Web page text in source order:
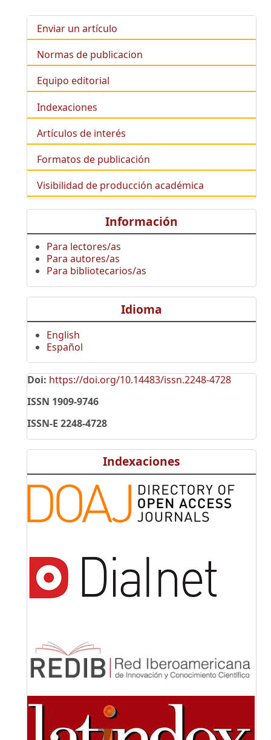
Enviar un artículo
Normas de publicacion
Equipo editorial
Indexaciones
Artículos de interés
Formatos de publicación
Visibilidad de producción académica
Información
Para lectores/as
Para autores/as
Para bibliotecarios/as
Idioma
English
Español
Doi: https://doi.org/10.14483/issn.2248-4728
ISSN 1909-9746
ISSN-E 2248-4728
Indexaciones